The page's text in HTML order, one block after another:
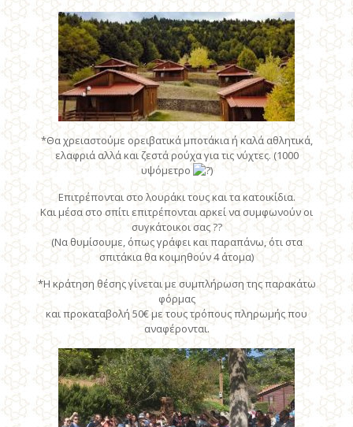
*Θα χρειαστούμε ορειβατικά μποτάκια ή καλά αθλητικά,
ελαφριά αλλά και ζεστά ρούχα για τις νύχτες. (1000
υψόμετρο
)
Επιτρέπονται στο λουράκι τους και τα κατοικίδια.
Και μέσα στο σπίτι επιτρέπονται αρκεί να συμφωνούν οι
συγκάτοικοι σας ??
(Να θυμίσουμε, όπως γράφει και παραπάνω, ότι στα
σπιτάκια θα κοιμηθούν 4 άτομα)
*Η κράτηση θέσης γίνεται με συμπλήρωση της παρακάτω
φόρμας
και προκαταβολή 50€ με τους τρόπους πληρωμής που
αναφέρονται.